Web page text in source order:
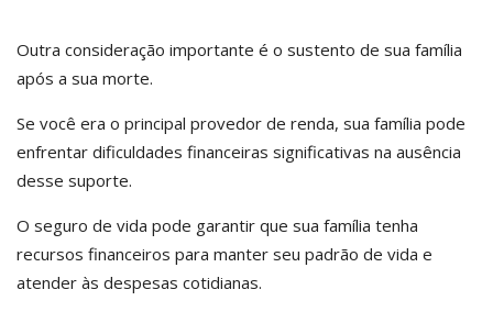
Outra consideração importante é o sustento de sua família
após a sua morte.
Se você era o principal provedor de renda, sua família pode
enfrentar dificuldades financeiras significativas na ausência
desse suporte.
O seguro de vida pode garantir que sua família tenha
recursos financeiros para manter seu padrão de vida e
atender às despesas cotidianas.